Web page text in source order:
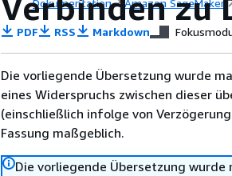
Dokumentation Amazon SageMaker
PDF RSS Markdown
Die vorliegende Übersetzung wurde
eines Widerspruchs zwischen dieser
(einschließlich infolge von
Fassung maßgeblich.
Die vorliegende Übersetzung